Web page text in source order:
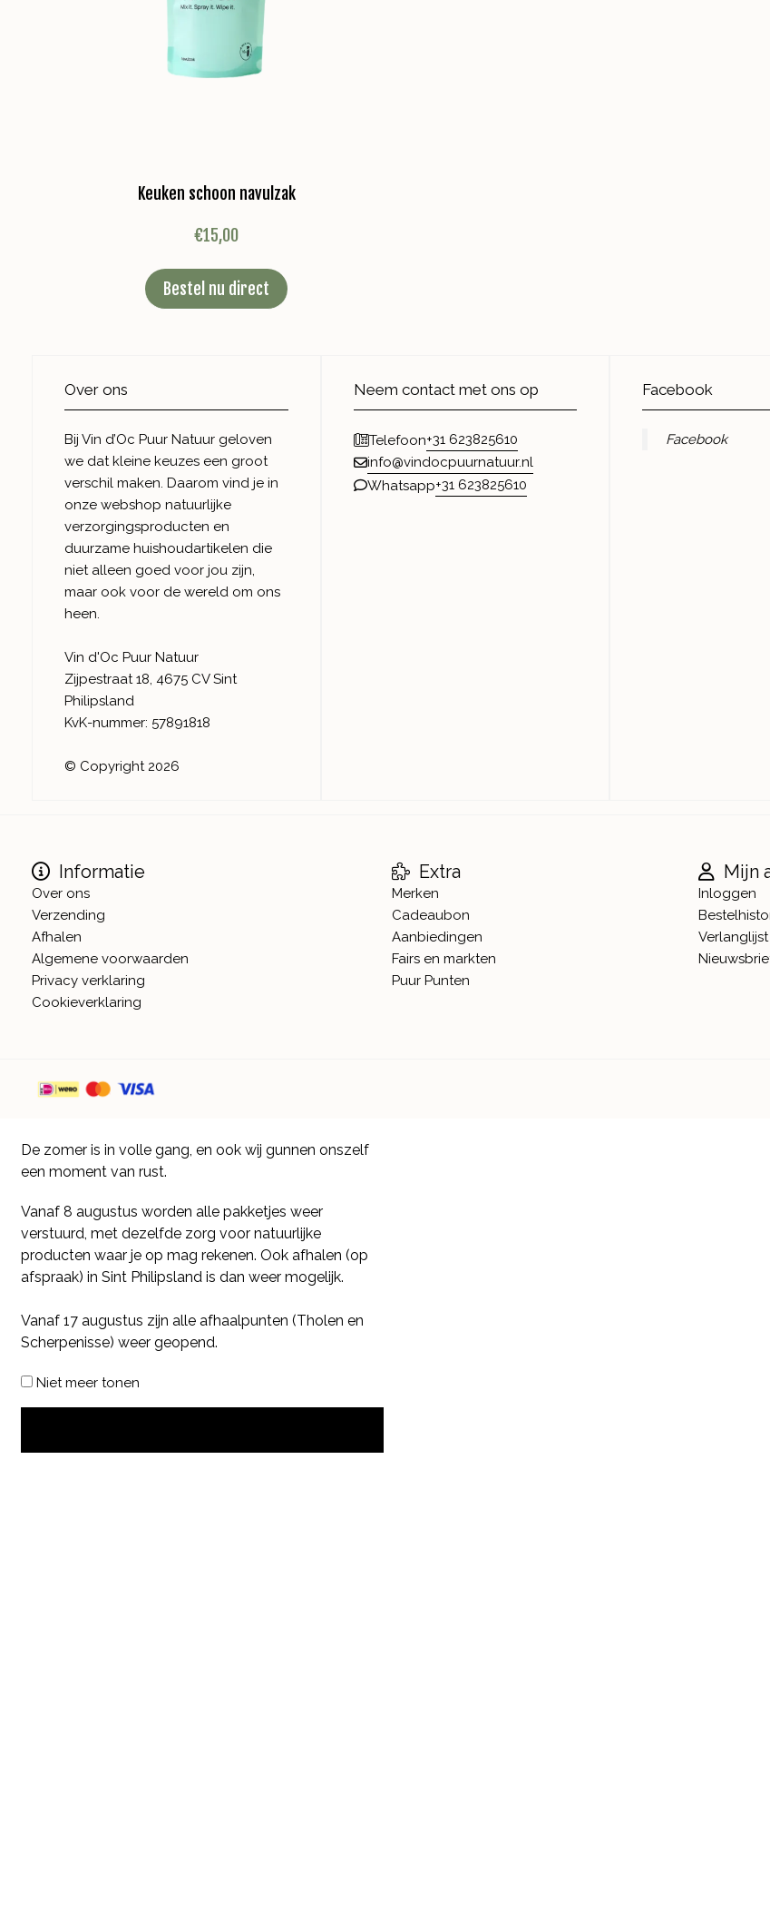
Keuken schoon navulzak
€15,00
Bestel nu direct
Over ons
Bij Vin d’Oc Puur Natuur geloven
we dat kleine keuzes een groot
verschil maken. Daarom vind je in
onze webshop natuurlijke
verzorgingsproducten en
duurzame huishoudartikelen die
niet alleen goed voor jou zijn,
maar ook voor de wereld om ons
heen.
Vin d'Oc Puur Natuur
Zijpestraat 18, 4675 CV Sint
Philipsland
KvK-nummer: 57891818
© Copyright 2026
Neem contact met ons op
Telefoon+31 623825610
info@vindocpuurnatuur.nl
Whatsapp+31 623825610
Facebook
Facebook
Informatie
Over ons
Verzending
Afhalen
Algemene voorwaarden
Privacy verklaring
Cookieverklaring
Extra
Merken
Cadeaubon
Aanbiedingen
Fairs en markten
Puur Punten
Mijn
Inloggen
Verlanglijst
De zomer is in volle gang, en ook wij gunnen onszelf
een moment van rust.
Vanaf 8 augustus worden alle pakketjes weer
verstuurd, met dezelfde zorg voor natuurlijke
producten waar je op mag rekenen. Ook afhalen (op
afspraak) in Sint Philipsland is dan weer mogelijk.
Vanaf 17 augustus zijn alle afhaalpunten (Tholen en
Scherpenisse) weer geopend.
Niet meer tonen